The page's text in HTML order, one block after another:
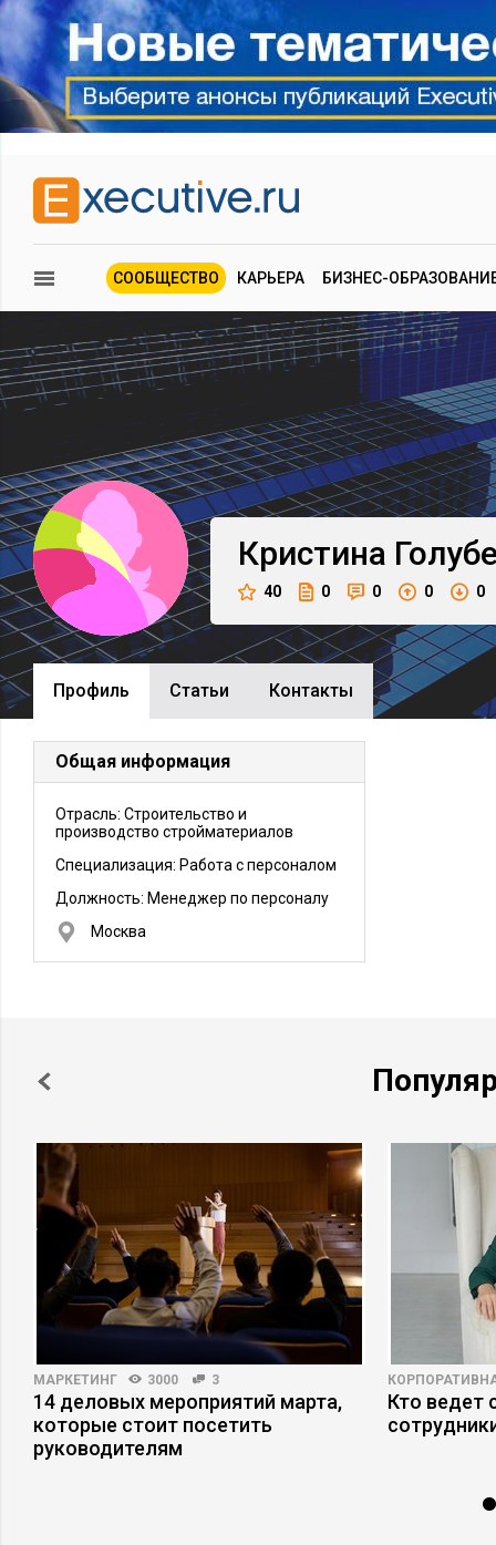
СООБЩЕСТВО КАРЬЕРА БИЗНЕС-
Кристина
40 0 0 0 0
Профиль Cтатьи Контакты
Общая информация
Отрасль: Строительство и
производство стройматериалов
Специализация: Работа с персоналом
Должность: Менеджер по персоналу
Москва
МАРКЕТИНГ 3000 3
14 деловых мероприятий марта,
которые стоит посетить
руководителям
Кто ведет